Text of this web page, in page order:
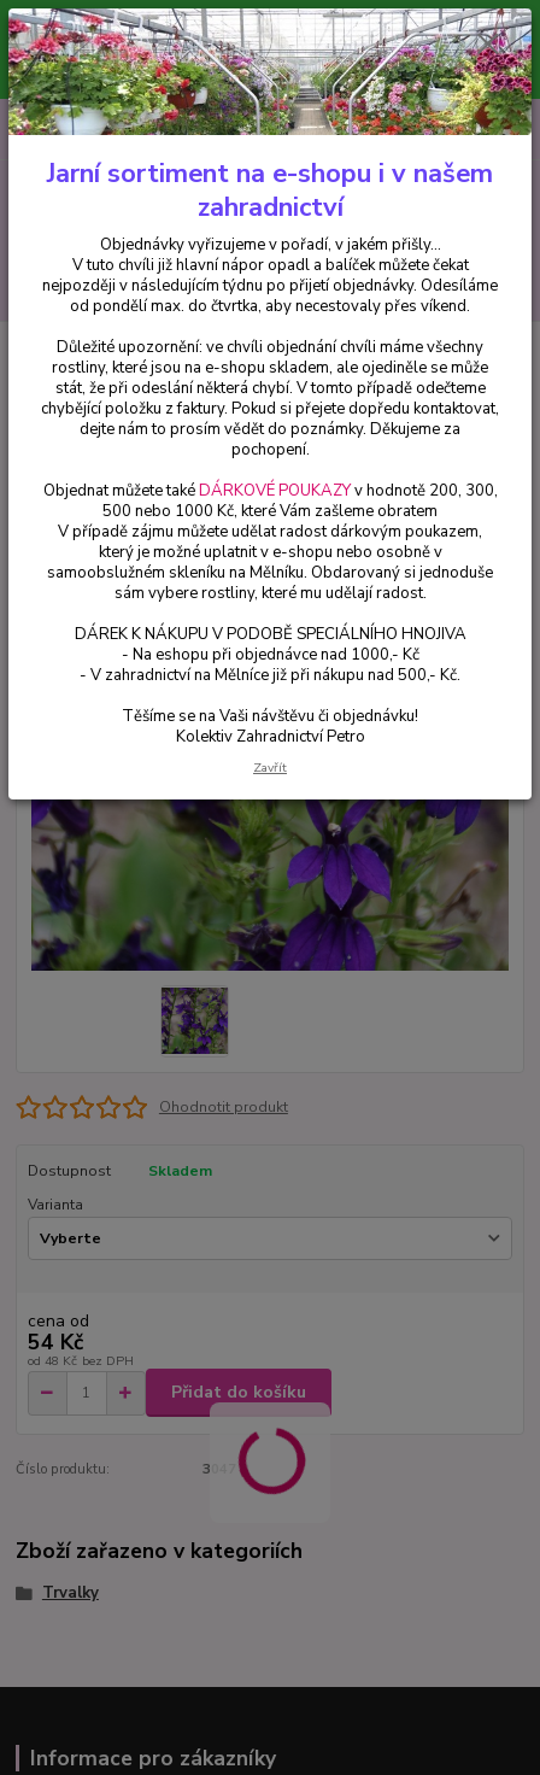
Minimální hodnota pro odeslání z e-shopu je 300 Kč.
V tuto chvíli již hlavní nápor objednávek opadl a balíček můžete čekat
nejpozději v následujícím týdnu po přijetí objednávky. Objednávky
vyřizujeme v pořadí, v jakém přišly...
CZK
Hledat
+420 602 223 614 0ks
za0 Kč
Trvalky Lobelia speciosa- Lobelka nádherná modrá
Lobelia speciosa- Lobelka
nádherná modrá
Ohodnotit produkt
Dostupnost
Skladem
Varianta
cena od
54 Kč
od 48 Kč bez DPH
Přidat do košíku
Číslo produktu: 3047 B
Zboží zařazeno v kategoriích
Trvalky
Informace pro zákazníky
Jarní sortiment na e-shopu i v našem
zahradnictví
Objednávky vyřizujeme v pořadí, v jakém přišly...
V tuto chvíli již hlavní nápor opadl a balíček můžete čekat
nejpozději v následujícím týdnu po přijetí objednávky. Odesíláme
od pondělí max. do čtvrtka, aby necestovaly přes víkend.
Důležité upozornění: ve chvíli objednání chvíli máme všechny
rostliny, které jsou na e-shopu skladem, ale ojediněle se může
stát, že při odeslání některá chybí. V tomto případě odečteme
chybějící položku z faktury. Pokud si přejete dopředu kontaktovat,
dejte nám to prosím vědět do poznámky. Děkujeme za
pochopení.
Objednat můžete takéDÁRKOVÉ POUKAZYv hodnotě 200, 300,
500 nebo 1000 Kč, které Vám zašleme obratem
V případě zájmu můžete udělat radost dárkovým poukazem,
který je možné uplatnit v e-shopu nebo osobně v
samoobslužném skleníku na Mělníku. Obdarovaný si jednoduše
sám vybere rostliny, které mu udělají radost.
DÁREK K NÁKUPU V PODOBĚ SPECIÁLNÍHO HNOJIVA
- Na eshopu při objednávce nad 1000,- Kč
- V zahradnictví na Mělníce již při nákupu nad 500,- Kč.
Těšíme se na Vaši návštěvu či objednávku!
Kolektiv Zahradnictví Petro
Zavřít